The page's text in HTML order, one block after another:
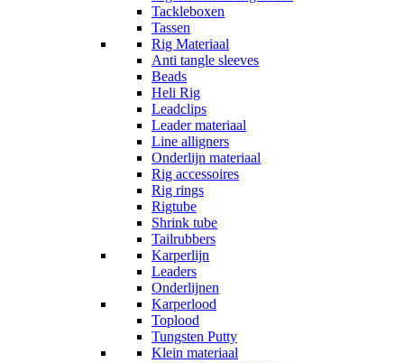
Tackleboxen
Tassen
Rig Materiaal
Anti tangle sleeves
Beads
Heli Rig
Leadclips
Leader materiaal
Line alligners
Onderlijn materiaal
Rig accessoires
Rig rings
Rigtube
Shrink tube
Tailrubbers
Karperlijn
Leaders
Onderlijnen
Karperlood
Toplood
Tungsten Putty
Klein materiaal